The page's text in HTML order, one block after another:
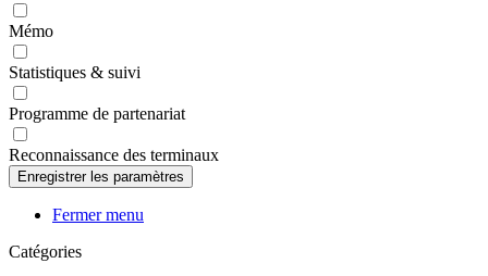
Mémo
Statistiques & suivi
Programme de partenariat
Reconnaissance des terminaux
Fermer menu
Catégories